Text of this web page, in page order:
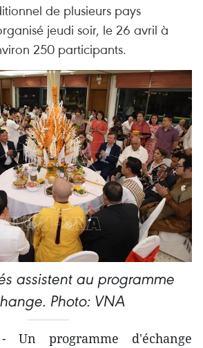
de plusieurs pays
jeudi soir, le 26 avril à
250 participants.
assistent au programme
Photo: VNA
Un programme d'échange